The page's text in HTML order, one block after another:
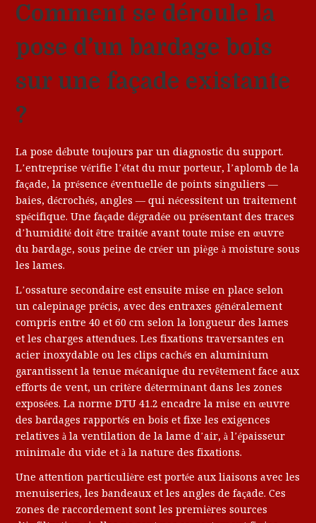
Comment se déroule la
pose d’un bardage bois
sur une façade existante
?
La pose débute toujours par un diagnostic du support.
L’entreprise vérifie l’état du mur porteur, l’aplomb de la
façade, la présence éventuelle de points singuliers —
baies, décrochés, angles — qui nécessitent un traitement
spécifique. Une façade dégradée ou présentant des traces
d’humidité doit être traitée avant toute mise en œuvre
du bardage, sous peine de créer un piège à moisture sous
les lames.
L’ossature secondaire est ensuite mise en place selon
un calepinage précis, avec des entraxes généralement
compris entre 40 et 60 cm selon la longueur des lames
et les charges attendues. Les fixations traversantes en
acier inoxydable ou les clips cachés en aluminium
garantissent la tenue mécanique du revêtement face aux
efforts de vent, un critère déterminant dans les zones
exposées. La norme DTU 41.2 encadre la mise en œuvre
des bardages rapportés en bois et fixe les exigences
relatives à la ventilation de la lame d’air, à l’épaisseur
minimale du vide et à la nature des fixations.
Une attention particulière est portée aux liaisons avec les
menuiseries, les bandeaux et les angles de façade. Ces
zones de raccordement sont les premières sources